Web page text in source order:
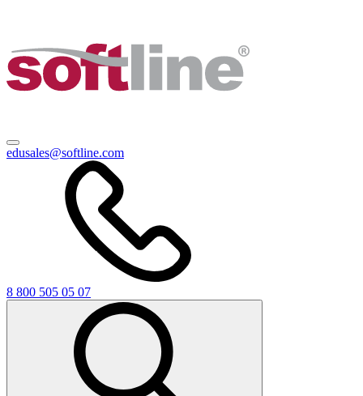
edusales@softline.com
8 800 505 05 07